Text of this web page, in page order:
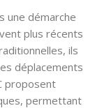
une démarche
plus récents
ils
déplacements
proposent
permettant